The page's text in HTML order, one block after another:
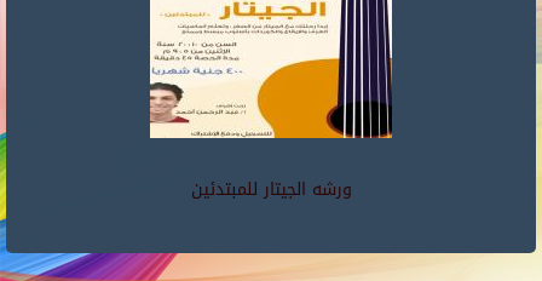
ورشه الجيتار للمبتدئين